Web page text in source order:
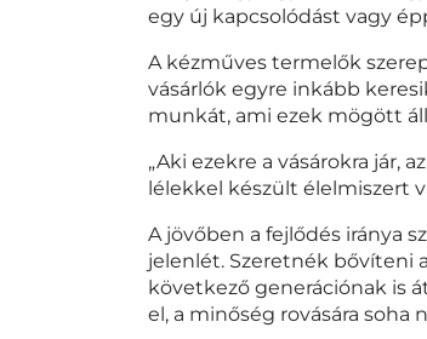
egy új kapcsolódást vagy
A kézműves termelők
vásárlók egyre inkább
munkát, ami ezek mögött
„Aki ezekre a vásárokra jár,
lélekkel készült élelmiszert
A jövőben a fejlődés iránya
jelenlét. Szeretnék bővíteni
következő generációnak is
el, a minőség rovására